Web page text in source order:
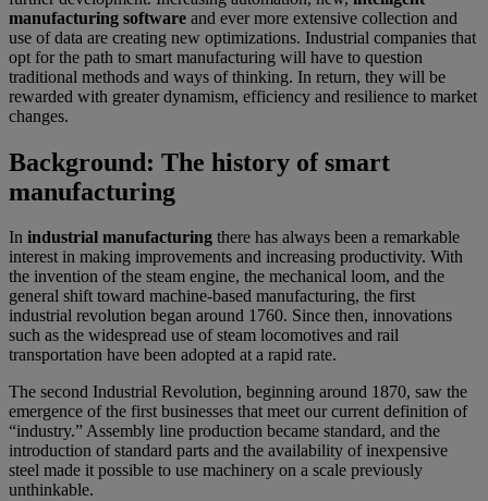
manufacturing software and ever more extensive collection and
use of data are creating new optimizations. Industrial companies that
opt for the path to smart manufacturing will have to question
traditional methods and ways of thinking. In return, they will be
rewarded with greater dynamism, efficiency and resilience to market
changes.
Background: The history of smart
manufacturing
In industrial manufacturing there has always been a remarkable
interest in making improvements and increasing productivity. With
the invention of the steam engine, the mechanical loom, and the
general shift toward machine-based manufacturing, the first
industrial revolution began around 1760. Since then, innovations
such as the widespread use of steam locomotives and rail
transportation have been adopted at a rapid rate.
The second Industrial Revolution, beginning around 1870, saw the
emergence of the first businesses that meet our current definition of
“industry.” Assembly line production became standard, and the
introduction of standard parts and the availability of inexpensive
steel made it possible to use machinery on a scale previously
unthinkable.